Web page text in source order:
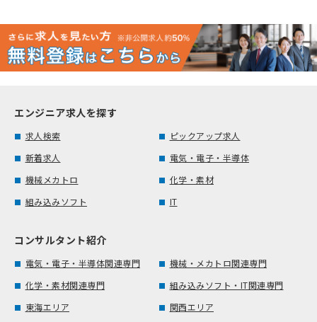
エンジニア求人を探す
求人検索
ピックアップ求人
新着求人
電気・電子・半導体
機械メカトロ
化学・素材
組み込みソフト
IT
コンサルタント紹介
電気・電子・半導体関連専門
機械・メカトロ関連専門
化学・素材関連専門
組み込みソフト・IT関連専門
東海エリア
関西エリア